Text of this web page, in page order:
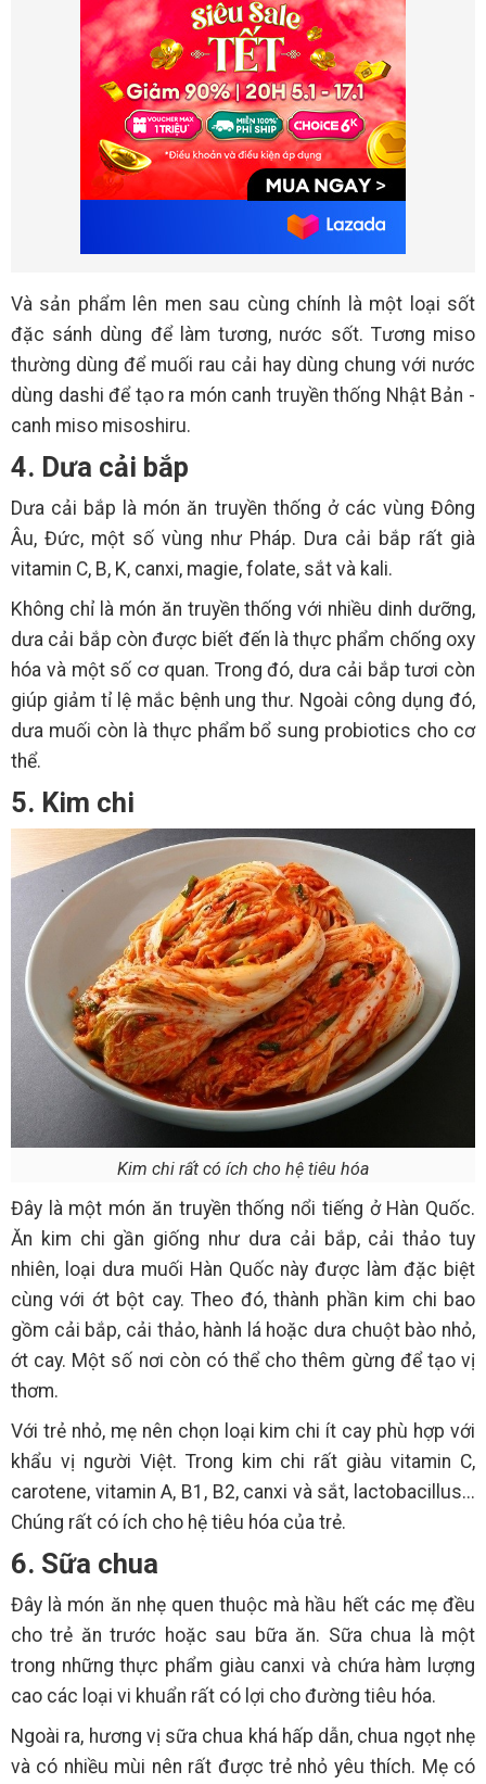
Và sản phẩm lên men sau cùng chính là một loại sốt
đặc sánh dùng để làm tương, nước sốt. Tương miso
thường dùng để muối rau cải hay dùng chung với nước
dùng dashi để tạo ra món canh truyền thống Nhật Bản -
canh miso misoshiru.
4. Dưa cải bắp
Dưa cải bắp là món ăn truyền thống ở các vùng Đông
Âu, Đức, một số vùng như Pháp. Dưa cải bắp rất già
vitamin C, B, K, canxi, magie, folate, sắt và kali.
Không chỉ là món ăn truyền thống với nhiều dinh dưỡng,
dưa cải bắp còn được biết đến là thực phẩm chống oxy
hóa và một số cơ quan. Trong đó, dưa cải bắp tươi còn
giúp giảm tỉ lệ mắc bệnh ung thư. Ngoài công dụng đó,
dưa muối còn là thực phẩm bổ sung probiotics cho cơ
thể.
5. Kim chi
Kim chi rất có ích cho hệ tiêu hóa
Đây là một món ăn truyền thống nổi tiếng ở Hàn Quốc.
Ăn kim chi gần giống như dưa cải bắp, cải thảo tuy
nhiên, loại dưa muối Hàn Quốc này được làm đặc biệt
cùng với ớt bột cay. Theo đó, thành phần kim chi bao
gồm cải bắp, cải thảo, hành lá hoặc dưa chuột bào nhỏ,
ớt cay. Một số nơi còn có thể cho thêm gừng để tạo vị
thơm.
Với trẻ nhỏ, mẹ nên chọn loại kim chi ít cay phù hợp với
khẩu vị người Việt. Trong kim chi rất giàu vitamin C,
carotene, vitamin A, B1, B2, canxi và sắt, lactobacillus...
Chúng rất có ích cho hệ tiêu hóa của trẻ.
6. Sữa chua
Đây là món ăn nhẹ quen thuộc mà hầu hết các mẹ đều
cho trẻ ăn trước hoặc sau bữa ăn. Sữa chua là một
trong những thực phẩm giàu canxi và chứa hàm lượng
cao các loại vi khuẩn rất có lợi cho đường tiêu hóa.
Ngoài ra, hương vị sữa chua khá hấp dẫn, chua ngọt nhẹ
và có nhiều mùi nên rất được trẻ nhỏ yêu thích. Mẹ có